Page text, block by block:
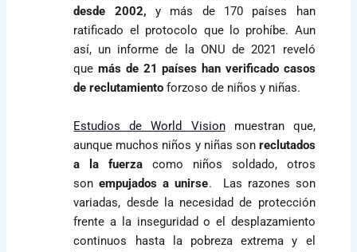
desde 2002, y más de 170 países han
ratificado el protocolo que lo prohíbe. Aun
así, un informe de la ONU de 2021 reveló
que más de 21 países han verificado casos
de reclutamientoforzoso de niños y niñas.
Estudios de World Visionmuestran que,
aunque muchos niños y niñas son reclutados
a la fuerza como niños soldado, otros
sonempujados a unirse. Las razones son
variadas, desde la necesidad de protección
frente a la inseguridad o el desplazamiento
continuos hasta la pobreza extrema y el